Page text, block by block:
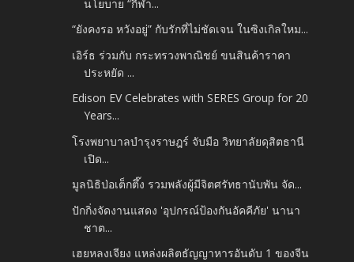
นโยบาย “กีฬา...
“ยังคงรอ หวังอยู่” กับรักที่ไม่ชัดเจน ในซิงเกิลใหม...
เอิร์ธ ร่วมกับ กระทรวงพาณิชย์ ขนสินค้าราคา
ประหยัด ...
Edison EV Celebrates with SERES Group for 20
Years...
โรงพยาบาลบำรุงราษฎร์ จับมือ วิทยาลัยดุสิตธานี
เปิด...
มูลนิธิป่อเต็กตึ๊ง รวมพลังผู้มีจิตศรัทธานับพัน จัด...
ปักกิ่งจัดงานแสดง 'อุปกรณ์ป้องกันอัคคีภัย' นานา
ชาต...
เฮยหลงเจียง แหล่งผลิตธัญญาหารอันดับ 1 ของจีน